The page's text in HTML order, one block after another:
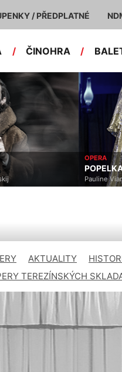
/ PŘEDPLATNÉ
/ ČINOHRA /
OPERA
POPELKA
Pauline
AKTUALITY
TEREZÍNSKÝCH